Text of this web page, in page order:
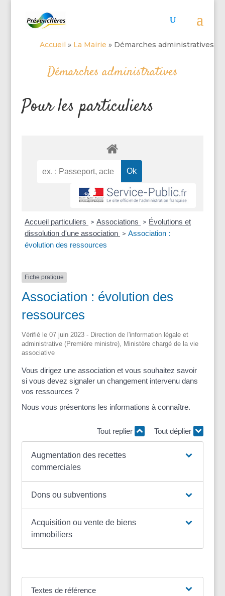
Accueil » La Mairie » Démarches administratives
Démarches administratives
Pour les particuliers
Accueil particuliers > Associations > Évolutions et
dissolution d'une association > Association :
évolution des ressources
Fiche pratique
Association : évolution des
ressources
Vérifié le 07 juin 2023 - Direction de l'information légale et
administrative (Première ministre), Ministère chargé de la vie
associative
Vous dirigez une association et vous souhaitez savoir
si vous devez signaler un changement intervenu dans
vos ressources ?
Nous vous présentons les informations à connaître.
Tout replier Tout déplier
Augmentation des recettes
commerciales
Dons ou subventions
Acquisition ou vente de biens
immobiliers
Textes de référence